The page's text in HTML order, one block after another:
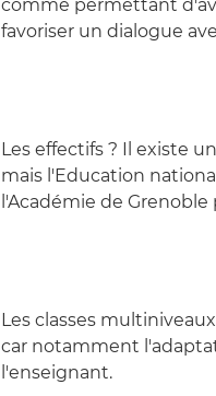
comme permettant
favoriser un dialogue
Les effectifs ? Il existe
mais l'Education
l'Académie de
Les classes
car notamment
l'enseignant.